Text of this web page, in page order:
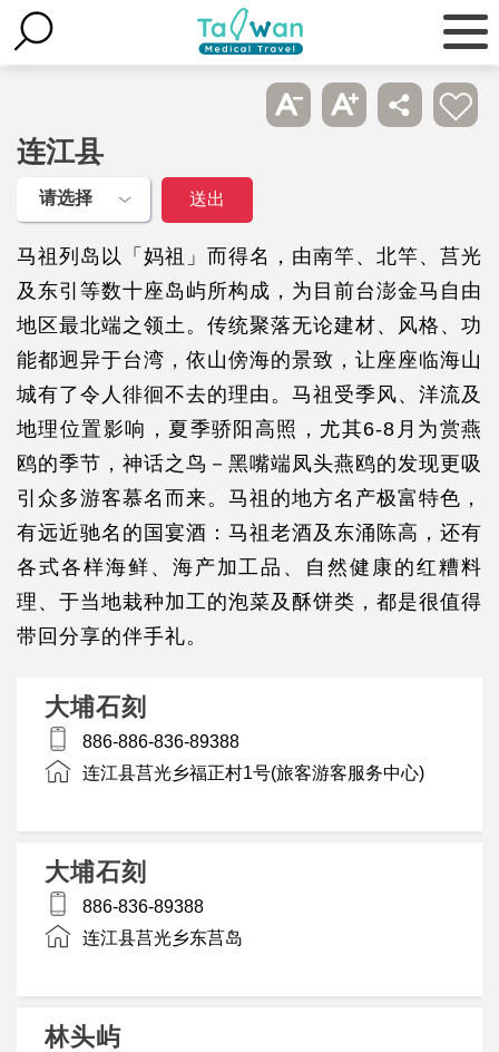
连江县
马祖列岛以「妈祖」而得名，由南竿、北竿、莒光
及东引等数十座岛屿所构成，为目前台澎金马自由
地区最北端之领土。传统聚落无论建材、风格、功
能都迥异于台湾，依山傍海的景致，让座座临海山
城有了令人徘徊不去的理由。马祖受季风、洋流及
地理位置影响，夏季骄阳高照，尤其6-8月为赏燕
鸥的季节，神话之鸟－黑嘴端凤头燕鸥的发现更吸
引众多游客慕名而来。马祖的地方名产极富特色，
有远近驰名的国宴酒：马祖老酒及东涌陈高，还有
各式各样海鲜、海产加工品、自然健康的红糟料
理、于当地栽种加工的泡菜及酥饼类，都是很值得
带回分享的伴手礼。
大埔石刻
886-886-836-89388
连江县莒光乡福正村1号(旅客游客服务中心)
大埔石刻
886-836-89388
连江县莒光乡东莒岛
林头屿